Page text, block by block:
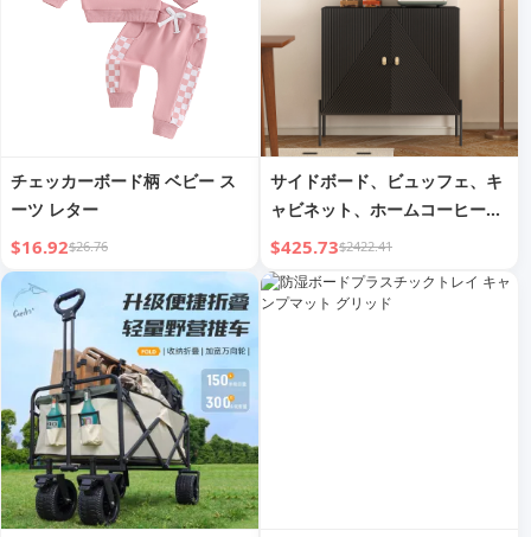
チェッカーボード柄 ベビー ス
ーツ レター
$16.92$26.76
サイドボード、ビュッフェ、キ
ャビネット、ホームコーヒーバ
ーキャビネット、引き出し付
き、2つのキャビネットと6本用
ワインラック、リビングルーム
$425.73$2422.41